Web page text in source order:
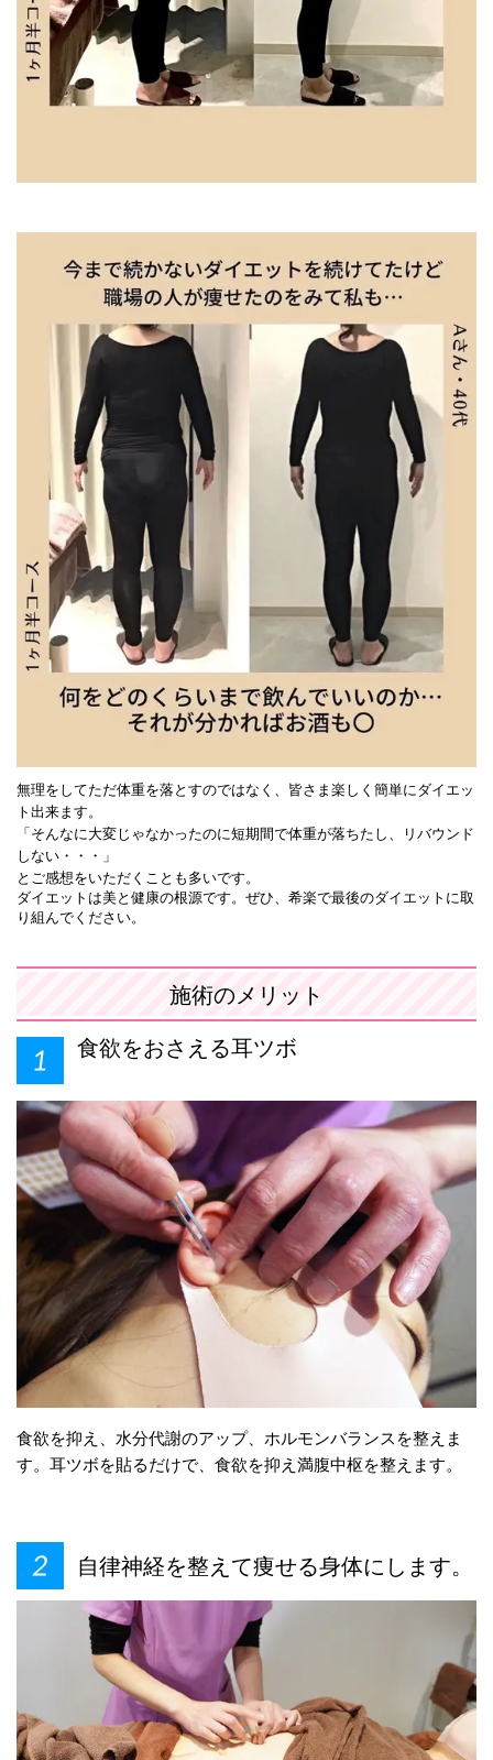
無理をしてただ体重を落とすのではなく、皆さま楽しく簡単にダイエッ
ト出来ます。
「そんなに大変じゃなかったのに短期間で体重が落ちたし、リバウンド
しない・・・」
とご感想をいただくことも多いです。
ダイエットは美と健康の根源です。ぜひ、希楽で最後のダイエットに取
り組んでください。
施術のメリット
食欲をおさえる耳ツボ
食欲を抑え、水分代謝のアップ、ホルモンバランスを整えま
す。耳ツボを貼るだけで、食欲を抑え満腹中枢を整えます。
自律神経を整えて痩せる身体にします。